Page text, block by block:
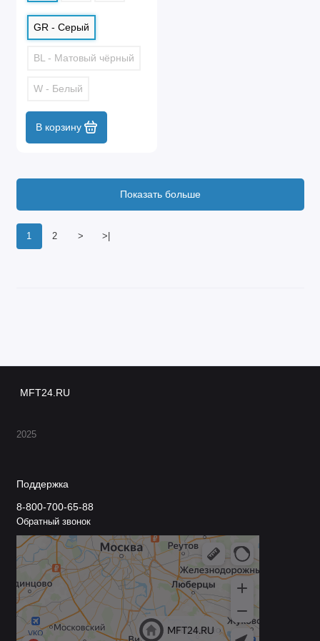
GR - Серый
BL - Матовый чёрный
W - Белый
В корзину
1 2 > >|
Показать больше
MFT24.RU
2025
Поддержка
8-800-700-65-88
Обратный звонок